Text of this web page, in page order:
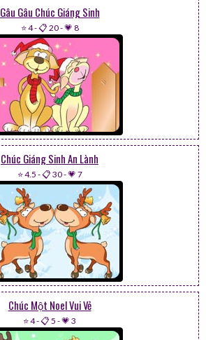
Gâu Gâu Chúc Giáng Sinh
⭐ 4-📋 20-💗 8
Chúc Giáng Sinh An Lành
⭐ 4.5 -📋 30-💗 7
Chúc Một Noel Vui Vẻ
⭐ 4-📋 5 -💗 3